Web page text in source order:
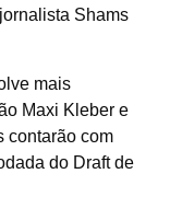
Shams
mais
Maxi Kleber e
contarão com
do Draft de